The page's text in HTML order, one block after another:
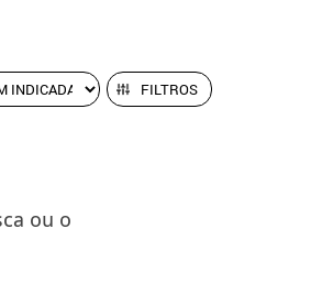
FILTROS
ou o